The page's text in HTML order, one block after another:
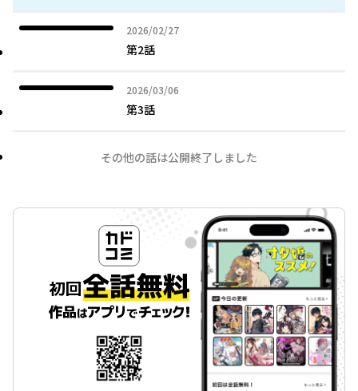
2026/02/27
2026年02月27日
第2話
2026/03/06
2026年03月06日
第3話
その他の話は公開終了しました